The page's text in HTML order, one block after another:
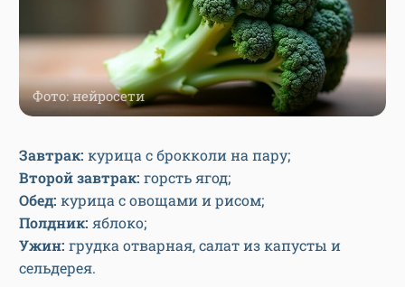
Фото: нейросети
Завтрак: курица с брокколи на пару;
Второй завтрак: горсть ягод;
Обед: курица с овощами и рисом;
Полдник: яблоко;
Ужин: грудка отварная, салат из капусты и
сельдерея.